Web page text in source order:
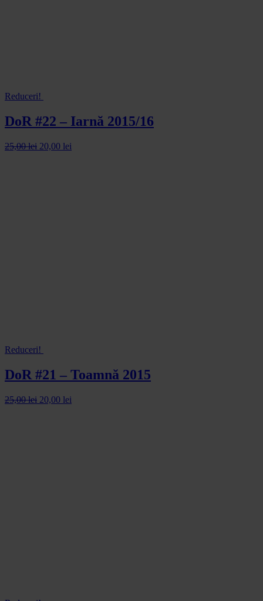
Reduceri!
DoR #22 – Iarnă 2015/16
25,00lei 20,00 lei
Reduceri!
DoR #21 – Toamnă 2015
25,00lei 20,00 lei